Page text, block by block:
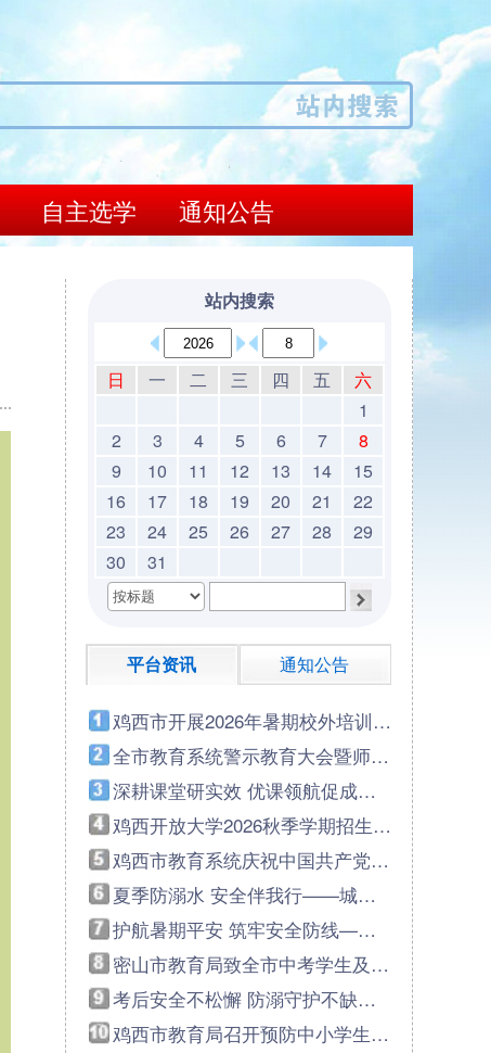
自主选学 通知公告
站内搜索
日 一 二 三 四 五
六
1
2
3 4 5 6 7
8
9
10 11 12 13 14
15
16
17 18 19 20 21
22
23
24 25 26 27 28
29
30
31
平台资讯 通知公告
鸡西市开展2026年暑期校外培训治理联合督导检查筑牢暑期育人安全防线
全市教育系统警示教育大会暨师德师风专项整治部署会议召开
深耕课堂研实效 优课领航促成长 —— 鸡冠区开展 2025-2026 学年优秀课例展示活动
鸡西开放大学2026秋季学期招生简章
鸡西市教育系统庆祝中国共产党成立105周年暨“两优一先”表彰大会隆重召开
夏季防溺水 安全伴我行——城子河区晨兴中学开展防溺水安全教育主题活动
护航暑期平安 筑牢安全防线——鸡东县教育局开展中考后毕业生防溺水宣传专项活动
密山市教育局致全市中考学生及家长们一封信
考后安全不松懈 防溺守护不缺位 ——恒山区教育局全面部署中考学生考后防溺水安全教育工作
鸡西市教育局召开预防中小学生防溺水 联席工作会议